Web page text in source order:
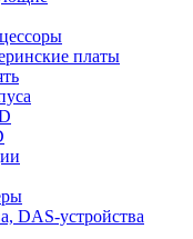
платы
DAS-устройства